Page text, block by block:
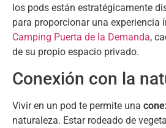
los pods están estratégicamente
para proporcionar una experiencia
Camping Puerta de la Demanda,
de su propio espacio privado.
Conexión con la
Vivir en un pod te permite una
naturaleza. Estar rodeado de